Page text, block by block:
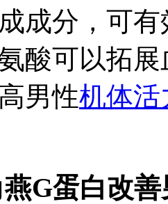
成分，可
酸可以拓
男性机体活
G蛋白改